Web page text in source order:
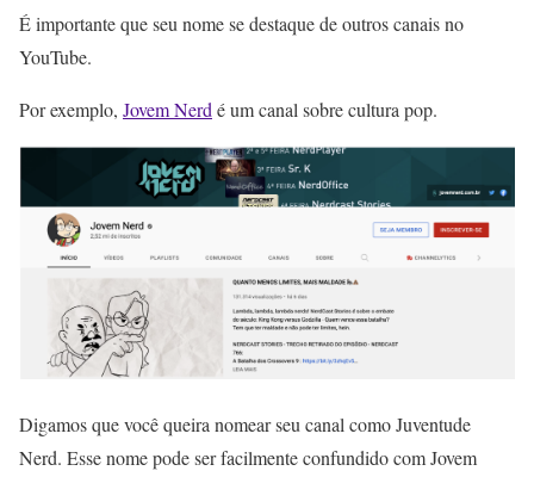
É importante que seu nome se destaque de outros canais no
YouTube.
Por exemplo, Jovem Nerd é um canal sobre cultura pop.
Digamos que você queira nomear seu canal como Juventude
Nerd. Esse nome pode ser facilmente confundido com Jovem